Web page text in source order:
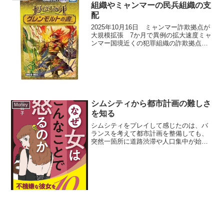
組織やミャンマーの民兵組織の支
配
2025年10月16日 ミャンマー詐欺拠点が
大規模拡張 7か月で異例の拡大速度ミャ
ンマー国境近くの犯罪組織の詐欺拠点
Money
シムシティから都市計画の難しさ
を知る
シムシティをプレイして感じたのは、バ
ランスを考えて都市計画を整備しても、
突然一箇所に道路渋滞や人口集中が始ま